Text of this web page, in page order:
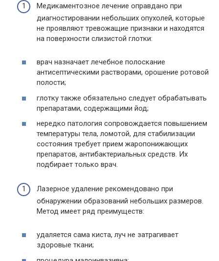
Медикаментозное лечение оправдано при
диагностировании небольших опухолей, которые
не проявляют тревожащие признаки и находятся
на поверхности слизистой глотки:
врач назначает лечебное полоскание
антисептическими растворами, орошение ротовой
полости;
глотку также обязательно следует обрабатывать
препаратами, содержащими йод;
нередко патология сопровождается повышением
температуры тела, ломотой, для стабилизации
состояния требует прием жаропонижающих
препаратов, антибактериальных средств. Их
подбирает только врач.
Лазерное удаление рекомендовано при
обнаружении образований небольших размеров.
Метод имеет ряд преимуществ:
удаляется сама киста, луч не затрагивает
здоровые ткани;